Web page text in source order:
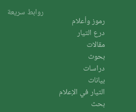
روابط سريعة
رموز وأعلام
درع التيار
مقالات
بحوث
دراسات
بيانات
التيار في الإعلام
بحث